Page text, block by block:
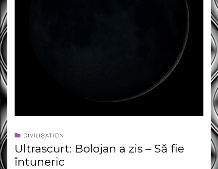
CIVILISATION
Ultrascurt: Bolojan a zis – Să fie
întuneric